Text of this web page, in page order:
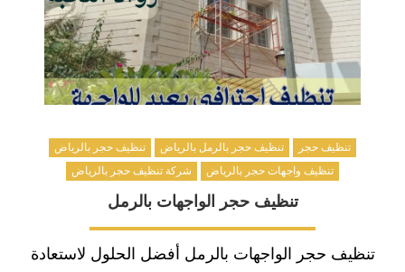
تنظيف حجر تنظيف حجر بالرمل بالرياض
تنظيف حجر بالرياض
تنظيف واجهات حجر بالرياض
شركة تنظيف حجر بالرياض
تنظيف حجر الواجهات بالرمل
تنظيف حجر الواجهات بالرمل أفضل الحلول لاستعادة